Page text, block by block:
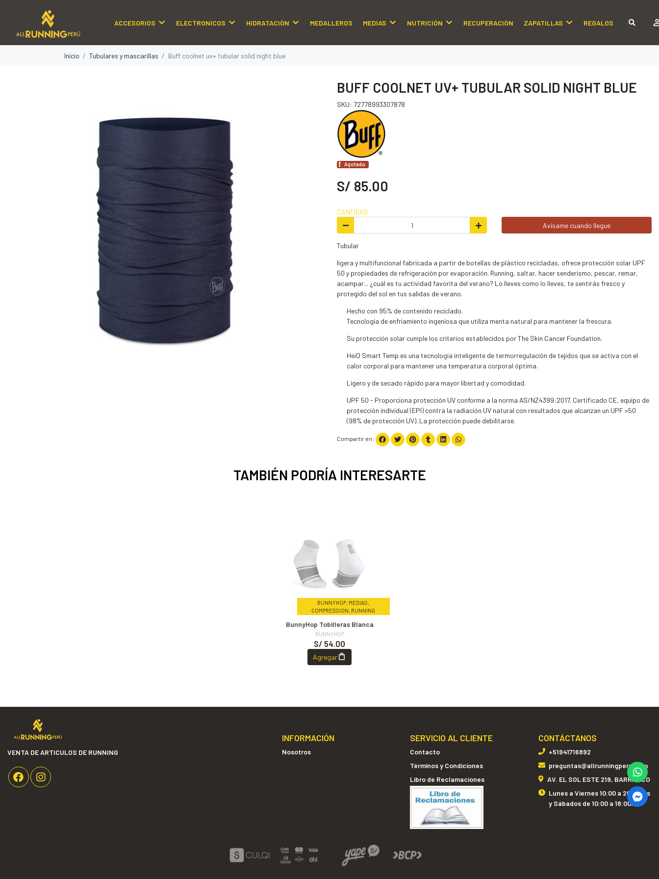
ACCESORIOS ELECTRONICOS HIDRATACIÓN MEDALLEROS MEDIAS NUTRICIÓN RECUPERACIÓN ZAPATILLAS REGALOS
Inicio Tubulares y mascarillas Buff coolnet uv+ tubular solid night blue
BUFF COOLNET UV+ TUBULAR SOLID NIGHT BLUE
SKU: 72778993307878
Agotado.
S/ 85.00
CANTIDAD
Avísame cuando llegue
Tubular
ligera y multifuncional fabricada a partir de botellas de plástico recicladas, ofrece protección solar UPF
50 y propiedades de refrigeración por evaporación. Running, saltar, hacer senderismo, pescar, remar,
acampar... ¿cuál es tu actividad favorita del verano? Lo lleves como lo lleves, te sentirás fresco y
protegido del sol en tus salidas de verano.
Hecho con 95% de contenido reciclado.
Tecnología de enfriamiento ingeniosa que utiliza menta natural para mantener la frescura.
Su protección solar cumple los criterios establecidos por The Skin Cancer Foundation.
HeiQ Smart Temp es una tecnología inteligente de termorregulación de tejidos que se activa con el
calor corporal para mantener una temperatura corporal óptima.
Ligero y de secado rápido para mayor libertad y comodidad.
UPF 50 - Proporciona protección UV conforme a la norma AS/NZ4399:2017. Certificado CE, equipo de
protección individual (EPI) contra la radiación UV natural con resultados que alcanzan un UPF >50
(98% de protección UV). La protección puede debilitarse.
Compartir en:
TAMBIÉN PODRÍA INTERESARTE
BUNNYHOP, MEDIAS,
COMPRESSION, RUNNING
BunnyHop Tobilleras Blanca
BUNNYHOP
S/ 54.00
Agregar
VENTA DE ARTICULOS DE RUNNING
INFORMACIÓN
Nosotros
SERVICIO AL CLIENTE
Contacto
Términos y Condiciones
Libro de Reclamaciones
CONTÁCTANOS
+51941716892
preguntas@allrunningperu.com
AV. EL SOL ESTE 219, BARRANCO
Lunes a Viernes 10:00 a 20:00hrs
y Sábados de 10:00 a 18:00hrs